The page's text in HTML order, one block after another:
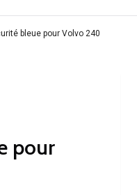
bleue pour Volvo 240
pour